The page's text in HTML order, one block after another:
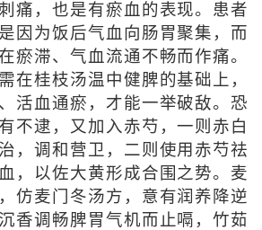
痛，也是有瘀血的表现。患者
因为饭后气血向肠胃聚集，而
瘀滞、气血流通不畅而作痛。
在桂枝汤温中健脾的基础上，
活血通瘀，才能一举破敌。恐
不逮，又加入赤芍，一则赤白
，调和营卫，二则使用赤芍祛
，以佐大黄形成合围之势。麦
仿麦门冬汤方，意有润养降逆
香调畅脾胃气机而止嗝，竹茹